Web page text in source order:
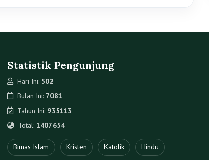
Statistik Pengunjung
Hari Ini: 502
Bulan Ini: 7081
Tahun Ini: 935113
Total: 1407654
Bimas Islam Kristen Katolik Hindu